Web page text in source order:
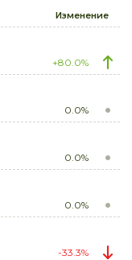
Изменение
+80.0%
0.0%
0.0%
0.0%
-33.3%